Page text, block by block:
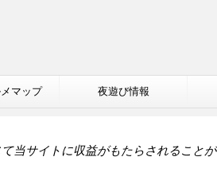
マップ 夜遊び情報
当サイトに収益がもたらされることが